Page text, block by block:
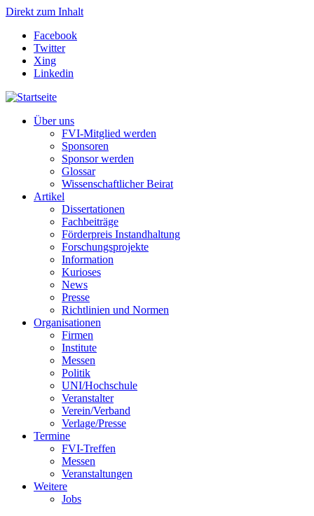
Direkt zum Inhalt
Facebook
Twitter
Xing
Linkedin
Über uns
FVI-Mitglied werden
Sponsoren
Sponsor werden
Glossar
Wissenschaftlicher Beirat
Artikel
Dissertationen
Fachbeiträge
Förderpreis Instandhaltung
Forschungsprojekte
Information
Kurioses
News
Presse
Richtlinien und Normen
Organisationen
Firmen
Institute
Messen
Politik
UNI/Hochschule
Veranstalter
Verein/Verband
Verlage/Presse
Termine
FVI-Treffen
Messen
Veranstaltungen
Weitere
Jobs